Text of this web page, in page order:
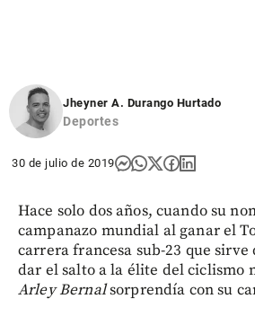
Jheyner A. Durango Hurtado
Deportes
30 de julio de 2019
Hace solo dos años, cuando su
campanazo mundial al ganar el
carrera francesa sub-23 que
dar el salto a la élite del ciclismo
Arley Bernalsorprendía con su